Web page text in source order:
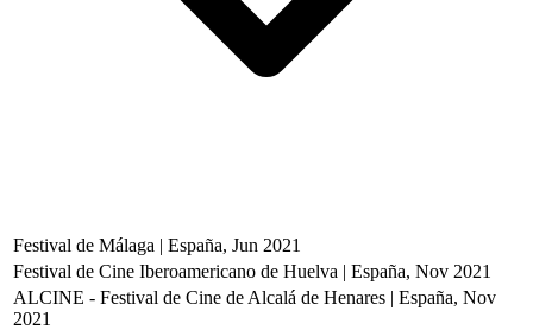
Festival de Málaga | España, Jun 2021
Festival de Cine Iberoamericano de Huelva | España, Nov 2021
ALCINE - Festival de Cine de Alcalá de Henares | España, Nov
2021